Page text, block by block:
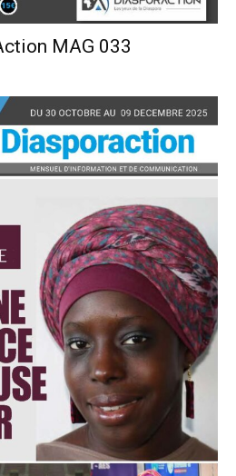
MAG 033